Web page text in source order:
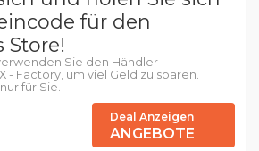
für den
Store!
Sie den Händler-
- Factory, um viel Geld zu sparen.
für Sie.
Deal Anzeigen
ANGEBOTE